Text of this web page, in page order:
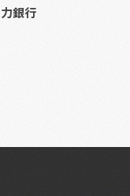
銀行